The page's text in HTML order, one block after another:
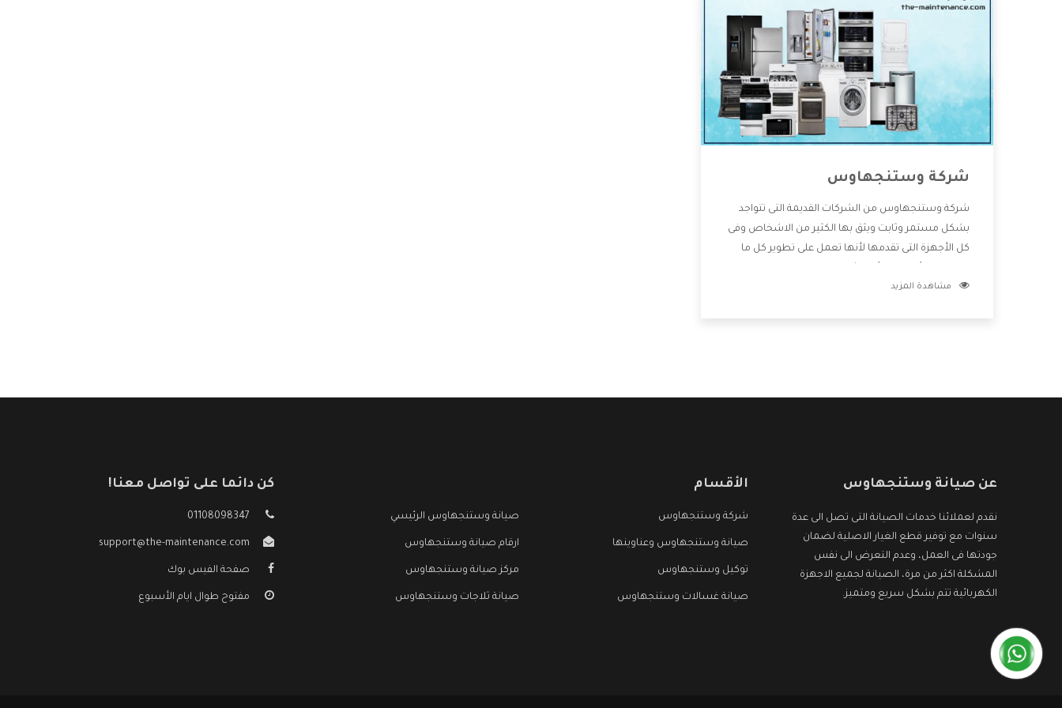
شركة وستنجهاوس
شركة وستنجهاوس من الشركات القديمة التى تتواجد
بشكل مستمر وثابت ويثق بها الكثير من الاشخاص وفى
كل الأجهزة التى تقدمها لأنها تعمل على تطوير كل ما
أفضل خدمات ما بعد البيع مع المنتجات وتقدم للعملاء
مشاهدة المزيد
عن صيانة وستنجهاوس
نقدم لعملائنا خدمات الصيانة التى تصل الى عدة
سنوات مع توفير قطع الغيار الاصلية لضمان
جودتها فى العمل، وعدم التعرض الى نفس
المشكلة اكثر من مرة، الصيانة لجميع الاجهزة
الكهربائية تتم بشكل سريع ومتميز.
الأقسام
شركة وستنجهاوس صيانة وستنجهاوس الرئيسي
صيانة وستنجهاوس وعناوينها ارقام صيانة وستنجهاوس
توكيل وستنجهاوس مركز صيانة وستنجهاوس
صيانة غسالات وستنجهاوس صيانة ثلاجات وستنجهاوس
كن دائما على تواصل معنا!
01108098347
support@the-maintenance.com
صفحة الفيس بوك
مفتوح طوال ايام الأسبوع